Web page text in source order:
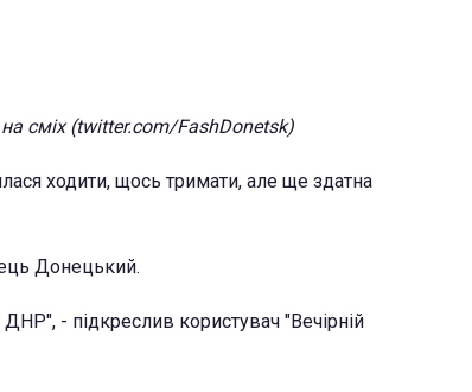
сміх (twitter.com/FashDonetsk)
ходити, щось тримати, але ще здатна
Донецький.
- підкреслив користувач "Вечірній